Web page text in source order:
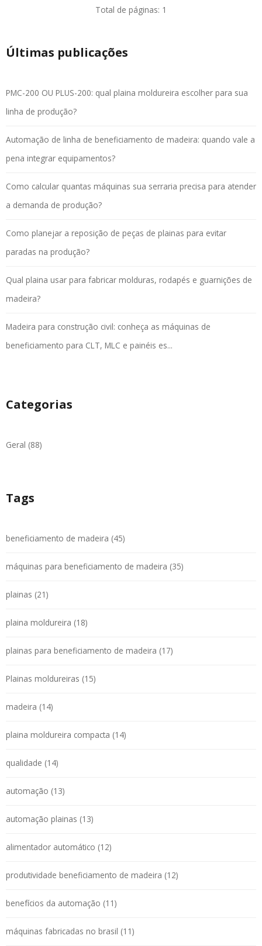
Total de páginas: 1
Últimas publicações
PMC-200 OU PLUS-200: qual plaina moldureira escolher para sua
linha de produção?
Automação de linha de beneficiamento de madeira: quando vale a
pena integrar equipamentos?
Como calcular quantas máquinas sua serraria precisa para atender
a demanda de produção?
Como planejar a reposição de peças de plainas para evitar
paradas na produção?
Qual plaina usar para fabricar molduras, rodapés e guarnições de
madeira?
Madeira para construção civil: conheça as máquinas de
beneficiamento para CLT, MLC e painéis es...
Categorias
Geral (88)
Tags
beneficiamento de madeira (45)
máquinas para beneficiamento de madeira (35)
plainas (21)
plaina moldureira (18)
plainas para beneficiamento de madeira (17)
Plainas moldureiras (15)
madeira (14)
plaina moldureira compacta (14)
qualidade (14)
automação (13)
automação plainas (13)
alimentador automático (12)
produtividade beneficiamento de madeira (12)
benefícios da automação (11)
máquinas fabricadas no brasil (11)